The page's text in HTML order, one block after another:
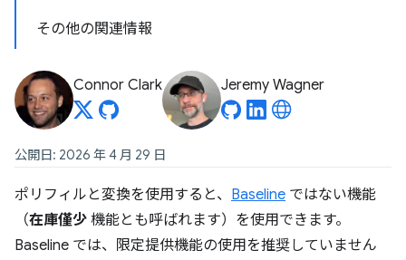
その他の関連情報
Connor Clark Jeremy Wagner
公開日: 2026 年 4 月 29 日
ポリフィルと変換を使用すると、 Baseline ではない機能
（在庫僅少 機能とも呼ばれます）を使用できます。
Baseline では、限定提供機能の使用を推奨していません